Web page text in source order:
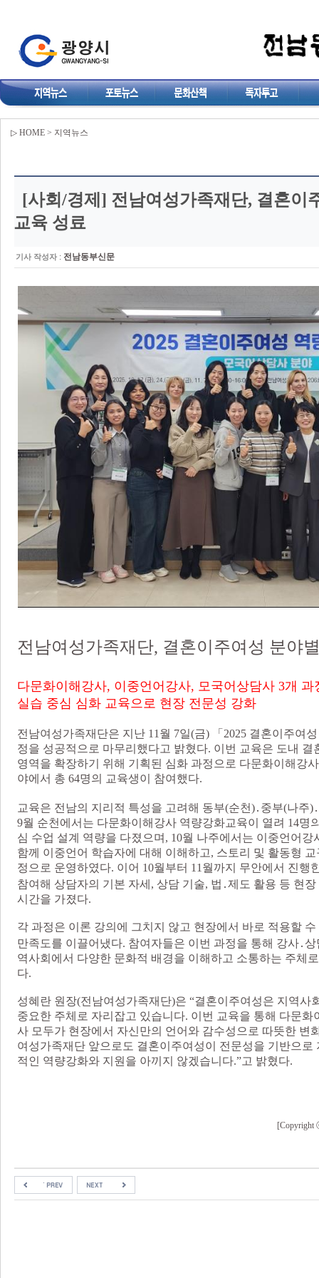
▷ HOME > 지역뉴스
[사회/경제] 전남여성가족재단, 결혼이
교육 성료
기사 작성자 : 전남동부신문
전남여성가족재단, 결혼이주여성 분야
다문화이해강사, 이중언어강사, 모국어상담사 3개
실습 중심 심화 교육으로 현장 전문성 강화
전남여성가족재단은 지난 11월 7일(금) 「2025 결혼이주여
정을 성공적으로 마무리했다고 밝혔다. 이번 교육은 도내
영역을 확장하기 위해 기획된 심화 과정으로 다문화이해강
야에서 총 64명의 교육생이 참여했다.
교육은 전남의 지리적 특성을 고려해 동부(순천)․중부(나주
9월 순천에서는 다문화이해강사 역량강화교육이 열려 14명
심 수업 설계 역량을 다졌으며, 10월 나주에서는 이중언어
함께 이중언어 학습자에 대해 이해하고, 스토리 및 활동형
정으로 운영하였다. 이어 10월부터 11월까지 무안에서 진행
참여해 상담자의 기본 자세, 상담 기술, 법․제도 활용 등 현
시간을 가졌다.
각 과정은 이론 강의에 그치지 않고 현장에서 바로 적용할
만족도를 이끌어냈다. 참여자들은 이번 과정을 통해 강사․
역사회에서 다양한 문화적 배경을 이해하고 소통하는 주체
다.
성혜란 원장(전남여성가족재단)은 “결혼이주여성은 지역사
중요한 주체로 자리잡고 있습니다. 이번 교육을 통해 다문
사 모두가 현장에서 자신만의 언어와 감수성으로 따뜻한 변
여성가족재단 앞으로도 결혼이주여성이 전문성을 기반으
적인 역량강화와 지원을 아끼지 않겠습니다.”고 밝혔다.